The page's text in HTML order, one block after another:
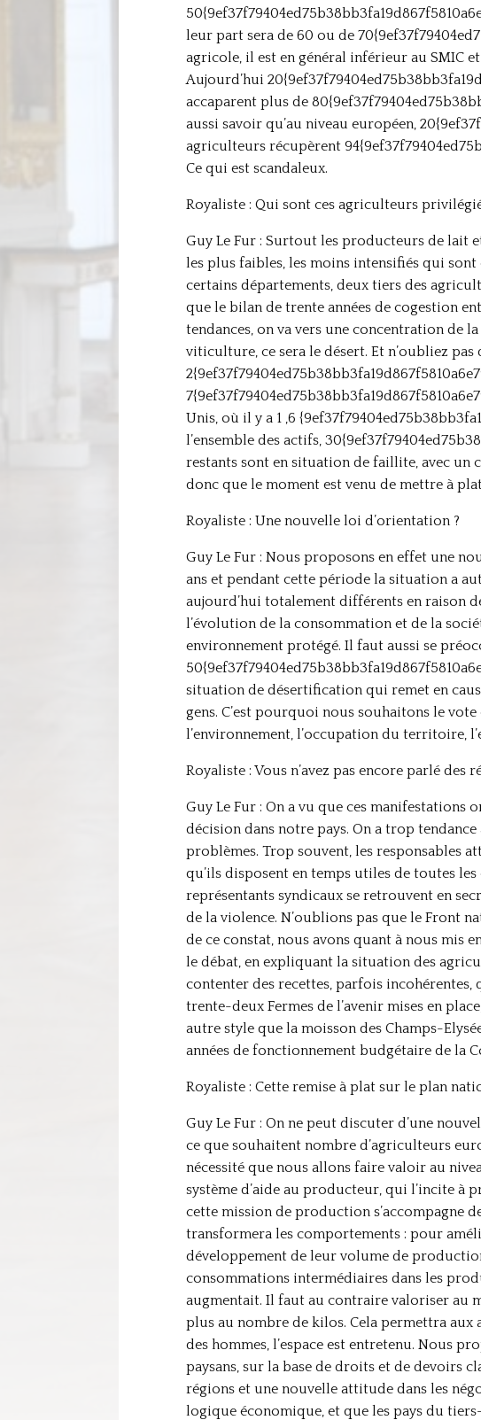
leur part sera de 60 ou de
agricole, il est en général inférieur au SMIC
Aujourd’hui
accaparent plus de
aussi savoir qu’au niveau européen,
agriculteurs récupèrent
Ce qui est scandaleux.
Royaliste : Qui sont ces agriculteurs
Guy Le Fur : Surtout les producteurs de lait
les plus faibles, les moins intensifiés qui sont
certains départements, deux tiers des
que le bilan de trente années de cogestion
tendances, on va vers une concentration de
viticulture, ce sera le désert. Et n’oubliez
Unis, où il y a 1 ,6
l’ensemble des actifs,
restants sont en situation de faillite, avec un
donc que le moment est venu de mettre à
Royaliste : Une nouvelle loi d’orientation ?
Guy Le Fur : Nous proposons en effet une
ans et pendant cette période la situation a
aujourd’hui totalement différents en raison
l’évolution de la consommation et de la
environnement protégé. Il faut aussi se
situation de désertification qui remet en
gens. C’est pourquoi nous souhaitons le
l’environnement, l’occupation du territoire,
Royaliste : Vous n’avez pas encore parlé des
Guy Le Fur : On a vu que ces manifestations
décision dans notre pays. On a trop
problèmes. Trop souvent, les responsables
qu’ils disposent en temps utiles de toutes
représentants syndicaux se retrouvent en
de la violence. N’oublions pas que le Front
de ce constat, nous avons quant à nous mis
le débat, en expliquant la situation des
contenter des recettes, parfois incohérentes,
trente-deux Fermes de l’avenir mises en
autre style que la moisson des Champs-
années de fonctionnement budgétaire de la
Royaliste : Cette remise à plat sur le plan
Guy Le Fur : On ne peut discuter d’une
ce que souhaitent nombre d’agriculteurs
nécessité que nous allons faire valoir au
système d’aide au producteur, qui l’incite à
cette mission de production s’accompagne
transformera les comportements : pour
développement de leur volume de
consommations intermédiaires dans les
augmentait. Il faut au contraire valoriser au
plus au nombre de kilos. Cela permettra
des hommes, l’espace est entretenu. Nous
paysans, sur la base de droits et de devoirs
régions et une nouvelle attitude dans les
logique économique, et que les pays du